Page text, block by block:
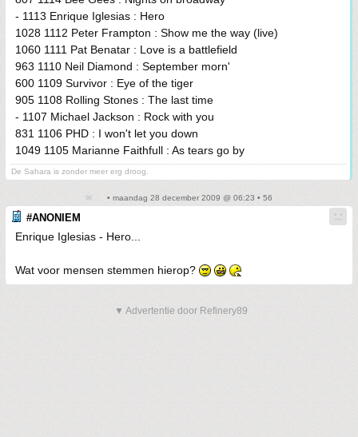
- 1113 Enrique Iglesias : Hero
1028 1112 Peter Frampton : Show me the way (live)
1060 1111 Pat Benatar : Love is a battlefield
963 1110 Neil Diamond : September morn'
600 1109 Survivor : Eye of the tiger
905 1108 Rolling Stones : The last time
- 1107 Michael Jackson : Rock with you
831 1106 PHD : I won't let you down
1049 1105 Marianne Faithfull : As tears go by
De Sahara is zonder meer erg droog.
• maandag 28 december 2009 @ 06:23 • 56
#ANONIEM
Enrique Iglesias - Hero...
Wat voor mensen stemmen hierop?
▼ Advertentie door Refinery89